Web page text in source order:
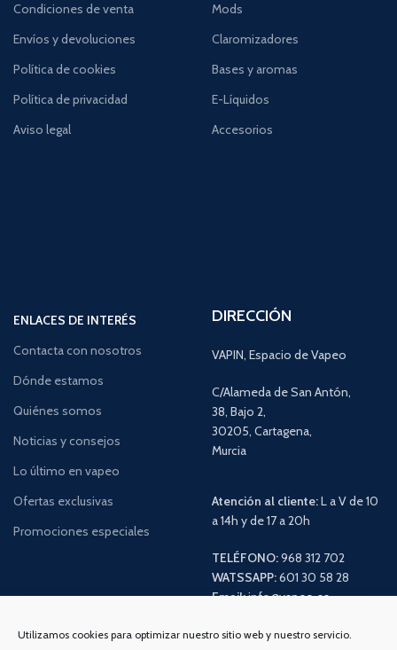
Utilizamos cookies para optimizar nuestro sitio web y nuestro servicio.
Condiciones de venta
Envíos y devoluciones
Política de cookies
Política de privacidad
Aviso legal
Mods
Claromizadores
Bases y aromas
E-Líquidos
Accesorios
ENLACES DE INTERÉS
Contacta con nosotros
Dónde estamos
Quiénes somos
Noticias y consejos
Lo último en vapeo
Ofertas exclusivas
Promociones especiales
DIRECCIÓN
VAPIN, Espacio de Vapeo
C/Alameda de San Antón,
38, Bajo 2,
30205, Cartagena,
Murcia
Atención al cliente:L a V de 10
a 14h y de 17 a 20h
TELÉFONO:968 312 702
WATSSAPP:601 30 58 28
Email:info@vapeo.es